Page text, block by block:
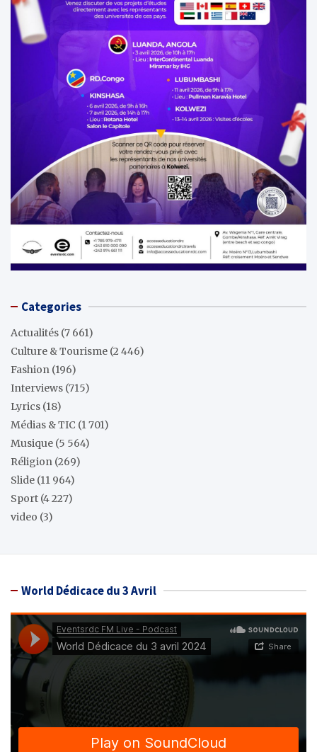
Categories
Actualités (7 661)
Culture & Tourisme (2 446)
Fashion (196)
Interviews (715)
Lyrics (18)
Médias & TIC (1 701)
Musique (5 564)
Réligion (269)
Slide (11 964)
Sport (4 227)
video (3)
World Dédicace du 3 Avril